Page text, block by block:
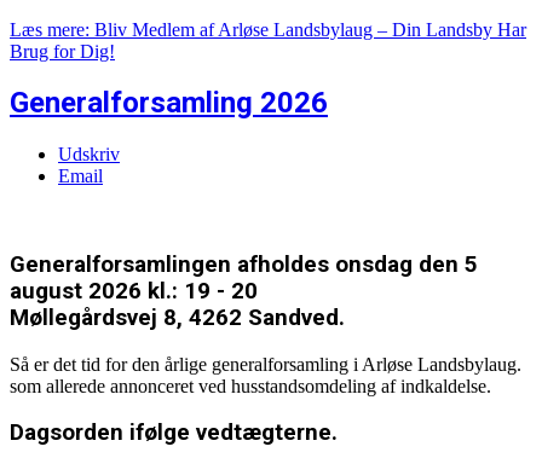
Læs mere: Bliv Medlem af Arløse Landsbylaug – Din Landsby Har
Brug for Dig!
Generalforsamling 2026
Udskriv
Email
Generalforsamlingen afholdes onsdag den 5
august 2026 kl.: 19 - 20
Møllegårdsvej 8, 4262 Sandved.
Så er det tid for den årlige generalforsamling i Arløse Landsbylaug.
som allerede annonceret ved husstandsomdeling af indkaldelse.
Dagsorden ifølge vedtægterne.